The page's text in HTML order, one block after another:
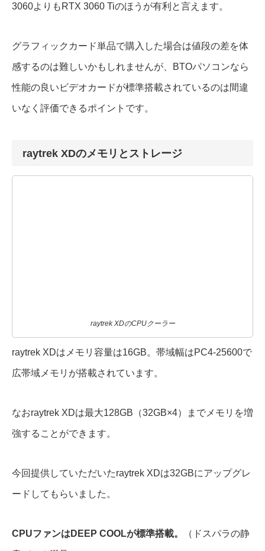
3060よりもRTX 3060 Tiのほうが有利と言えます。
グラフィックカード単品で購入した場合は値段の差を体
感するのは難しいかもしれませんが、BTOパソコンなら
性能の良いビデオカードが標準搭載されているのは間違
いなく評価できるポイントです。
raytrek XDのメモリとストレージ
raytrek XDのCPUクーラー
raytrek XDはメモリ容量は16GB。帯域幅はPC4-25600で
広帯域メモリが搭載されています。
なおraytrek XDは最大128GB（32GB×4）までメモリを増
強することができます。
今回提供していただいたraytrek XDは32GBにアップグレ
ードしてもらいました。
CPUファンはDEEP COOLが標準搭載。 （ドスパラの静